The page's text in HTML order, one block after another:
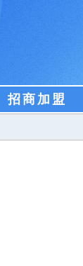
招商加盟